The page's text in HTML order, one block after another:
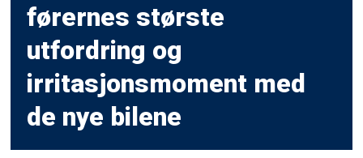
førernes største
utfordring og
irritasjonsmoment med
de nye bilene